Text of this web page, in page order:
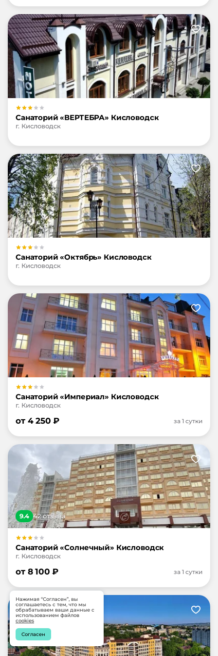
Санаторий «ВЕРТЕБРА» Кисловодск
г. Кисловодск
Санаторий «Октябрь» Кисловодск
г. Кисловодск
Санаторий «Империал» Кисловодск
г. Кисловодск
от 4 250 ₽ за 1 сутки
9.4 42отзыва
Санаторий «Солнечный» Кисловодск
г. Кисловодск
от 8 100 ₽ за 1 сутки
Нажимая “Согласен”, вы
соглашаетесь с тем, что мы
обрабатываем ваши данные с
использованием файлов
cookies
Согласен